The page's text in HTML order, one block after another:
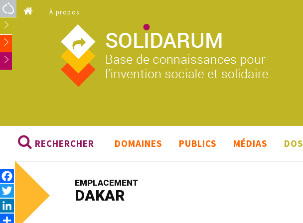
Aller au contenu principal
À propos
RECHERCHER DOMAINES PUBLICS MÉDIAS
Facebook
LinkedIn
Share
EMPLACEMENT
DAKAR